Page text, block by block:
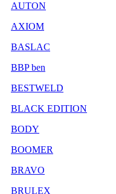
AUTON
AXIOM
BASLAC
BBP ben
BESTWELD
BLACK EDITION
BODY
BOOMER
BRAVO
BRULEX